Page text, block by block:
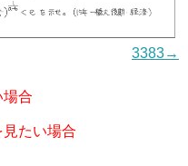
3383→
場合
たい場合